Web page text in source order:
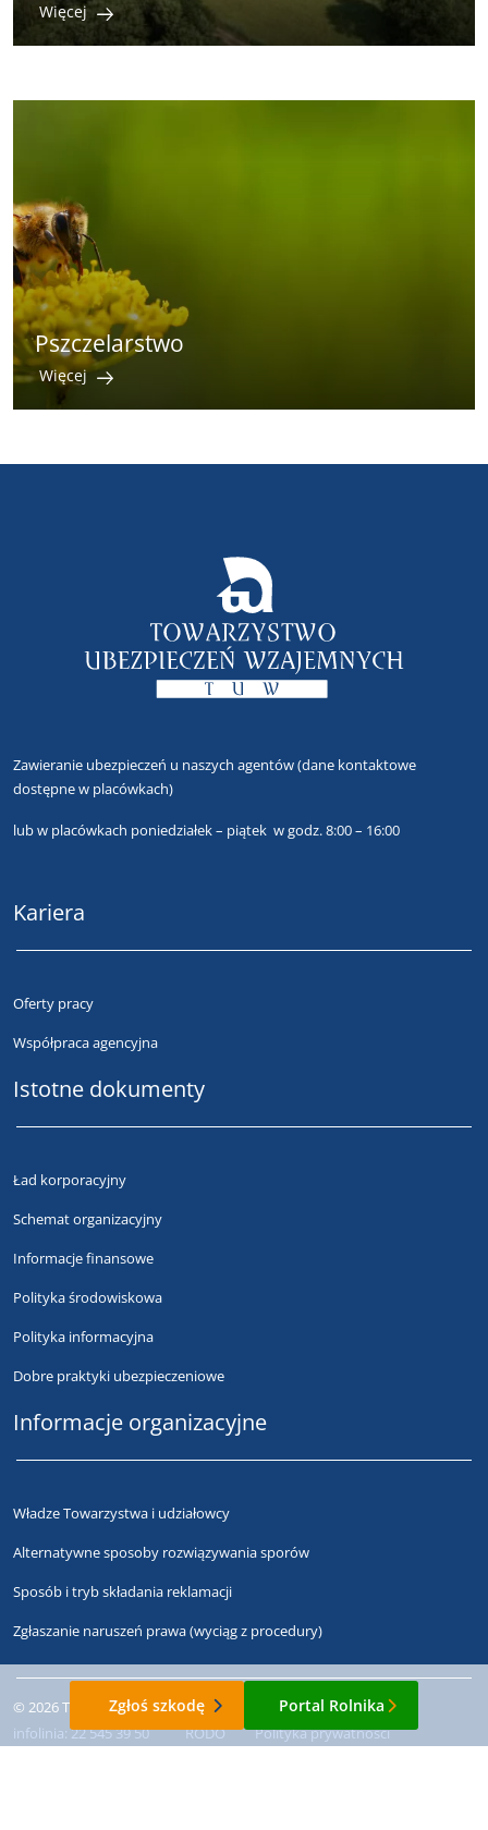
Zgłoś szkodę Portal Rolnika
Więcej
Pszczelarstwo
Więcej
Zawieranie ubezpieczeń u naszych agentów(dane kontaktowe
dostępne w placówkach)
lubw placówkach poniedziałek – piątek w godz. 8:00 – 16:00
Kariera
Oferty pracy
Współpraca agencyjna
Istotne dokumenty
Ład korporacyjny
Schemat organizacyjny
Informacje finansowe
Polityka środowiskowa
Polityka informacyjna
Dobre praktyki ubezpieczeniowe
Informacje organizacyjne
Władze Towarzystwa i udziałowcy
Alternatywne sposoby rozwiązywania sporów
Sposób i tryb składania reklamacji
Zgłaszanie naruszeń prawa (wyciąg z procedury)
© 2026 Towarzystwo Ubezpieczeń Wzajemnych "TUW"
infolinia:22 545 39 50 RODO Polityka prywatności